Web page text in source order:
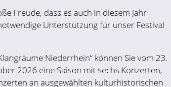
Freude, dass es auch in diesem Jahr
Unterstützung für unser Festival
Niederrhein“ können Sie vom 23.
2026 eine Saison mit sechs Konzerten,
an ausgewählten kulturhistorischen